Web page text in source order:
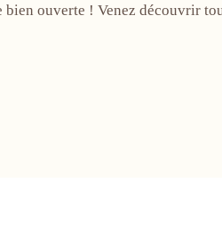
ouverte ! Venez découvrir